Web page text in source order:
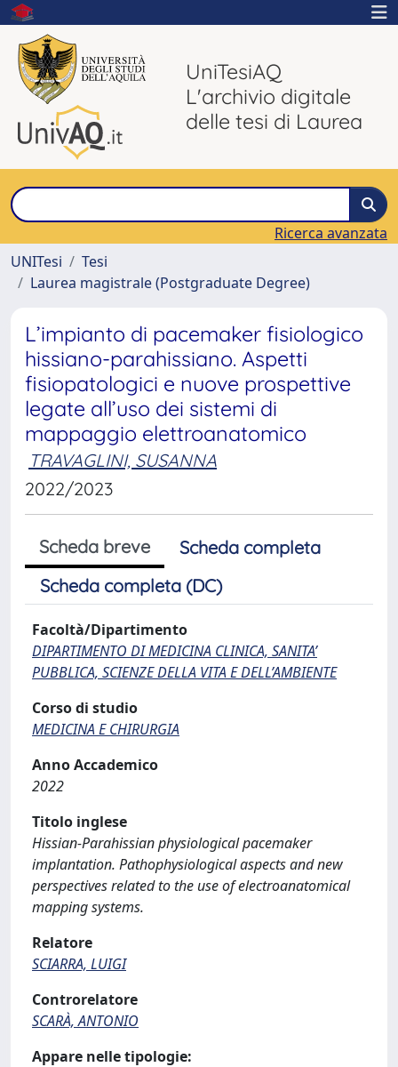
UniTesiAQ
L'archivio digitale
delle tesi di Laurea
Ricerca avanzata
UNITesi
Tesi
Laurea magistrale (Postgraduate Degree)
L’impianto di pacemaker fisiologico
hissiano-parahissiano. Aspetti
fisiopatologici e nuove prospettive
legate all’uso dei sistemi di
mappaggio elettroanatomico
TRAVAGLINI, SUSANNA
2022/2023
Scheda breve
Scheda completa
Scheda completa (DC)
Facoltà/Dipartimento
DIPARTIMENTO DI MEDICINA CLINICA, SANITA’
PUBBLICA, SCIENZE DELLA VITA E DELL’AMBIENTE
Corso di studio
MEDICINA E CHIRURGIA
Anno Accademico
2022
Titolo inglese
Hissian-Parahissian physiological pacemaker
implantation. Pathophysiological aspects and new
perspectives related to the use of electroanatomical
mapping systems.
Relatore
SCIARRA, LUIGI
Controrelatore
SCARÀ, ANTONIO
Appare nelle tipologie: